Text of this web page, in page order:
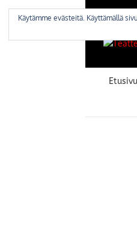
Etusivu
Käytämme evästeitä. Käyttämällä